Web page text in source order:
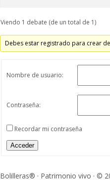
Viendo 1 debate (de un total de 1)
Debes estar registrado para crear
Nombre de usuario:
Contraseña:
Recordar mi contraseña
Acceder
Bolilleras® · Patrimonio vivo · ©